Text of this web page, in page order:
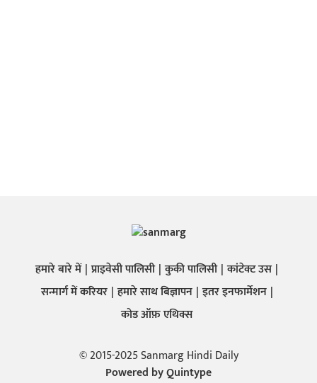
हमारे बारे में प्राइवेसी पालिसी कुकी पालिसी कांटेक्ट उस
सन्मार्ग में करियर हमारे साथ बिज्ञापन इतर इनफार्मेशन
कोड ऑफ़ एथिक्स
© 2015-2025 Sanmarg Hindi Daily
Powered byQuintype